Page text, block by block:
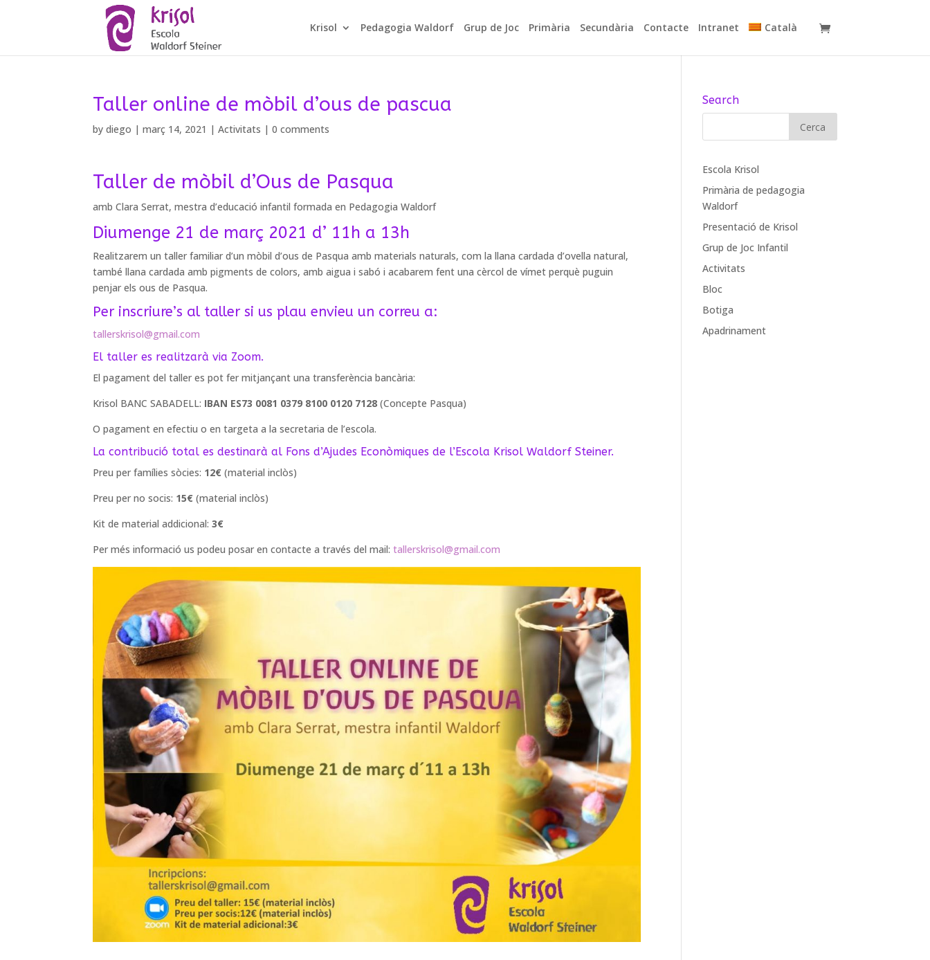
Krisol Pedagogia Waldorf Grup de Joc Primària Secundària Contacte Intranet Català
Taller online de mòbil d’ous de pascua
bydiego |març 14, 2021 |Activitats |0 comments
Taller de mòbil d’Ous de Pasqua
amb Clara Serrat, mestra d’educació infantil formada en Pedagogia Waldorf
Diumenge 21 de març 2021 d’ 11h a 13h
Realitzarem un taller familiar d’un mòbil d’ous de Pasqua amb materials naturals, com la llana cardada d’ovella natural,
també llana cardada amb pigments de colors, amb aigua i sabó i acabarem fent una cèrcol de vímet perquè puguin
penjar els ous de Pasqua.
Per inscriure’s al taller si us plau envieu un correu a:
tallerskrisol@gmail.com
El taller es realitzarà via Zoom.
El pagament del taller es pot fer mitjançant una transferència bancària:
Krisol BANC SABADELL: IBAN ES73 0081 0379 8100 0120 7128 (Concepte Pasqua)
O pagament en efectiu o en targeta a la secretaria de l’escola.
La contribució total es destinarà al Fons d’Ajudes Econòmiques de l’Escola Krisol Waldorf Steiner.
Preu per famílies sòcies: 12€ (material inclòs)
Preu per no socis: 15€ (material inclòs)
Kit de material addicional:3€
Per més informació us podeu posar en contacte a través del mail:tallerskrisol@gmail.com
Search
Escola Krisol
Primària de pedagogia
Waldorf
Presentació de Krisol
Grup de Joc Infantil
Activitats
Bloc
Botiga
Apadrinament